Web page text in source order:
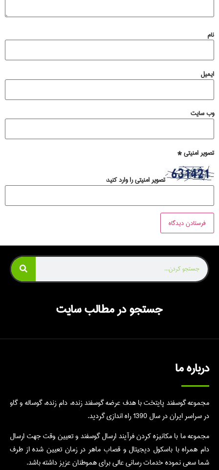
نام
ایمیل
وب‌ سایت
تصویر امنیتی*
تصویر امنیتی را وارد کنید:
جستجو در مطالب سایت
درباره ما
مجموعه گوسفند پایتخت با هدف عرضه گوسفند زنده، دام زنده، گوساله و گاو
در سراسر ایران در سال 1390 راه اندازی گردید.
مجموعه ما با مکانیزه کردن فرآیند ارسال گوسفند و تعیین وقت جهت ارسال
دام همراه با باسکول دیجیتال و قصاب ماهر در زمان تعیین شده از طرف
شما سعی نموده خدمات رسانی عالی برای هموطنان عزیز داشته باشد.